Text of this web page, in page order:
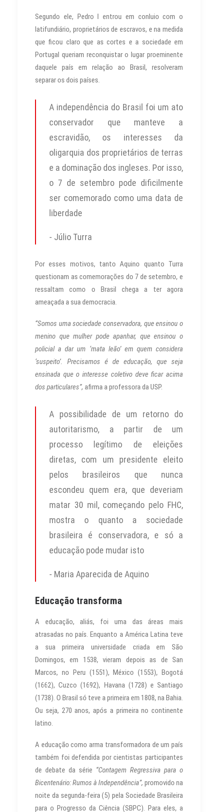
Segundo ele, Pedro I entrou em conluio com o
latifundiário, proprietários de escravos, e na medida
que ficou claro que as cortes e a sociedade em
Portugal queriam reconquistar o lugar proeminente
daquele país em relação ao Brasil, resolveram
separar os dois países.
A independência do Brasil foi um ato
conservador que manteve a
escravidão, os interesses da
oligarquia dos proprietários de terras
e a dominação dos ingleses. Por isso,
o 7 de setembro pode dificilmente
ser comemorado como uma data de
liberdade
- Júlio Turra
Por esses motivos, tanto Aquino quanto Turra
questionam as comemorações do 7 de setembro, e
ressaltam como o Brasil chega a ter agora
ameaçada a sua democracia.
“Somos uma sociedade conservadora, que ensinou o
menino que mulher pode apanhar, que ensinou o
policial a dar um ‘mata leão’ em quem considera
‘suspeito’. Precisamos é de educação, que seja
ensinada que o interesse coletivo deve ficar acima
dos particulares”, afirma a professora da USP.
A possibilidade de um retorno do
autoritarismo, a partir de um
processo legítimo de eleições
diretas, com um presidente eleito
pelos brasileiros que nunca
escondeu quem era, que deveriam
matar 30 mil, começando pelo FHC,
mostra o quanto a sociedade
brasileira é conservadora, e só a
educação pode mudar isto
- Maria Aparecida de Aquino
Educação transforma
A educação, aliás, foi uma das áreas mais
atrasadas no país. Enquanto a América Latina teve
a sua primeira universidade criada em São
Domingos, em 1538, vieram depois as de San
Marcos, no Peru (1551), México (1553), Bogotá
(1662), Cuzco (1692), Havana (1728) e Santiago
(1738). O Brasil só teve a primeira em 1808, na Bahia.
Ou seja, 270 anos, após a primeira no continente
latino.
A educação como arma transformadora de um país
também foi defendida por cientistas participantes
de debate da série “Contagem Regressiva para o
Bicentenário: Rumos à Independência”, promovido na
noite da segunda-feira (5) pela Sociedade Brasileira
para o Progresso da Ciência (SBPC). Para eles, a